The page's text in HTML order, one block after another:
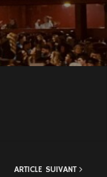
ARTICLE SUIVANT